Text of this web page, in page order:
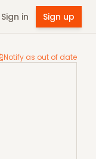
Sign in Sign up
Notify as out of date